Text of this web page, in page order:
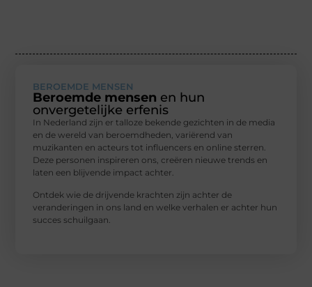
BEROEMDE MENSEN
Beroemde mensen en hun
onvergetelijke erfenis
In Nederland zijn er talloze bekende gezichten in de media
en de wereld van beroemdheden, variërend van
muzikanten en acteurs tot influencers en online sterren.
Deze personen inspireren ons, creëren nieuwe trends en
laten een blijvende impact achter.
Ontdek wie de drijvende krachten zijn achter de
veranderingen in ons land en welke verhalen er achter hun
succes schuilgaan.